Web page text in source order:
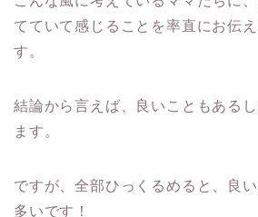
てていて感じることを率直にお伝
す。
結論から言えば、良いこともある
ます。
ですが、全部ひっくるめると、良
多いです！